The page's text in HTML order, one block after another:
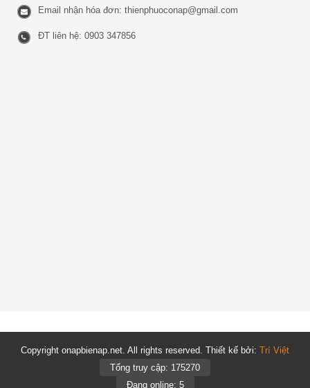
Email nhận hóa đơn: thienphuoconap@gmail.com
ĐT liên hệ: 0903 347856
Copyright onapbienap.net. All rights reserved. Thiết kế bởi: Trí Việt
Tổng truy cập: 175270
Đang online: 5